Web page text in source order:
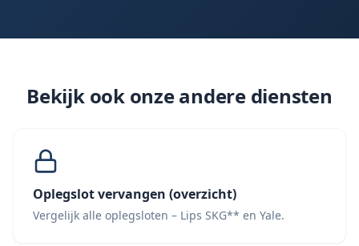
Bekijk ook onze andere diensten
Oplegslot vervangen (overzicht)
Vergelijk alle oplegsloten – Lips SKG** en Yale.